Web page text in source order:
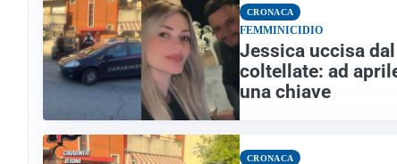
CRONACA
FEMMINICIDIO
Jessica uccisa
coltellate: ad
una chiave
CRONACA